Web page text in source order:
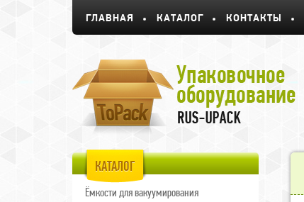
ГЛАВНАЯ КАТАЛОГ КОНТАКТЫ
КАТАЛОГ
Ёмкости для вакуумирования